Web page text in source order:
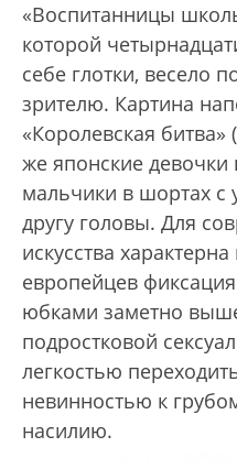
«Воспитанницы
которой
себе глотки, весело
зрителю. Картина
«Королевская битва»
же японские девочки
мальчики в шортах с
другу головы. Для
искусства
европейцев
юбками заметно
подростковой
легкостью
невинностью к
насилию.